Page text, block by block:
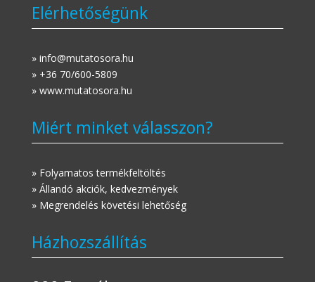
Elérhetőségünk
» info@mutatosora.hu
» +36 70/600-5809
» www.mutatosora.hu
Miért minket válasszon?
» Folyamatos termékfeltöltés
» Állandó akciók, kedvezmények
» Megrendelés követési lehetőség
Házhozszállítás